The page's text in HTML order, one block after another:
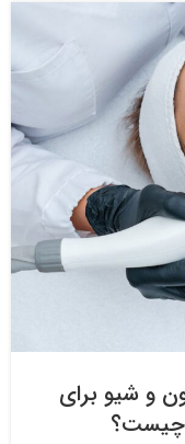
و شیو برای
چیست؟